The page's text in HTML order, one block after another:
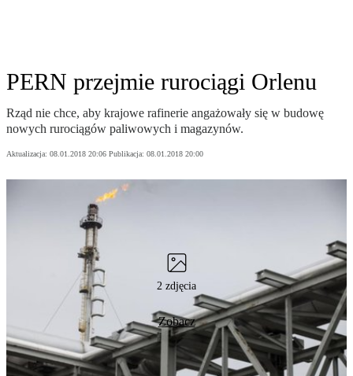
PERN przejmie rurociągi Orlenu
Rząd nie chce, aby krajowe rafinerie angażowały się w budowę
nowych rurociągów paliwowych i magazynów.
Aktualizacja: 08.01.2018 20:06 Publikacja: 08.01.2018 20:00
2 zdjęcia
Zobacz